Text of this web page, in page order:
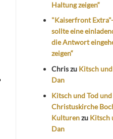
Haltung zeigen“
"Kaiserfront
sollte eine
die Antwort
zeigen“
Chriszu Kitsch
Dan
Kitsch und Tod
Christuskirche
Kulturenzu Kitsch
Dan